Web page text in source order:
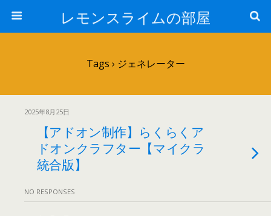
レモンスライムの部屋
Tags › ジェネレーター
2025年8月25日
【アドオン制作】らくらくア
ドオンクラフター【マイクラ
統合版】
NO RESPONSES